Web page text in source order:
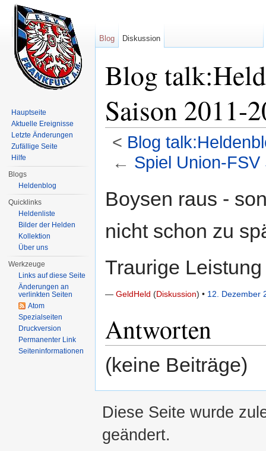
Blog
Saison 2011-
< Blog
← Spiel Union-
Boysen raus -
nicht schon zu
Traurige
— GeldHeld (Diskussion) • 12. Dezember
Antworten
(keine Beiträge)
Blog Diskussion
Hauptseite
Aktuelle Ereignisse
Letzte Änderungen
Zufällige Seite
Hilfe
Blogs
Heldenblog
Quicklinks
Heldenliste
Bilder der Helden
Kollektion
Über uns
Werkzeuge
Links auf diese Seite
Änderungen an
verlinkten Seiten
Atom
Spezialseiten
Druckversion
Permanenter Link
Seiten­informationen
Diese Seite wurde
geändert.